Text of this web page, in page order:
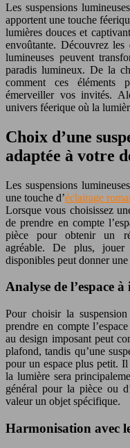
Les suspensions
apportent une touche
lumières douces et
envoûtante. Découvrez les
lumineuses peuvent
paradis lumineux. De la
comment ces éléments
émerveiller vos invités.
univers féerique où la
Choix d’une
adaptée à votre
Les suspensions
une touche d’éclairage
Lorsque vous choisissez
de prendre en compte
pièce pour obtenir un
agréable. De plus, jouer
disponibles peut donner
Analyse de l’espace
Pour choisir la
prendre en compte
au design imposant peut
plafond, tandis qu’une
pour un espace plus petit.
la lumière sera
général pour la pièce ou
valeur un objet spécifique.
Harmonisation avec